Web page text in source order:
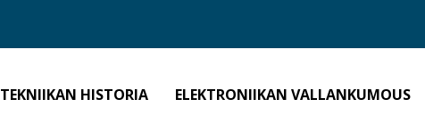
TEKNIIKAN HISTORIA ELEKTRONIIKAN VALLANKUMOUS